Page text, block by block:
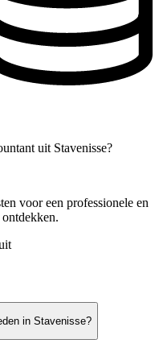
uit Stavenisse?
voor een professionele en
ontdekken.
in Stavenisse?